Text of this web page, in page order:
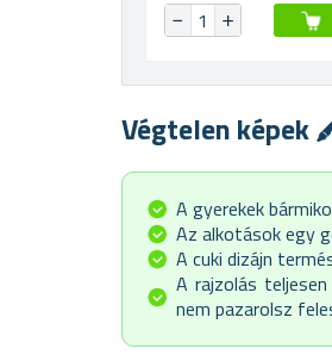
Végtelen képek
A gyerekek
Az alkotások egy
A cuki dizájn
A rajzolás
nem pazarolsz